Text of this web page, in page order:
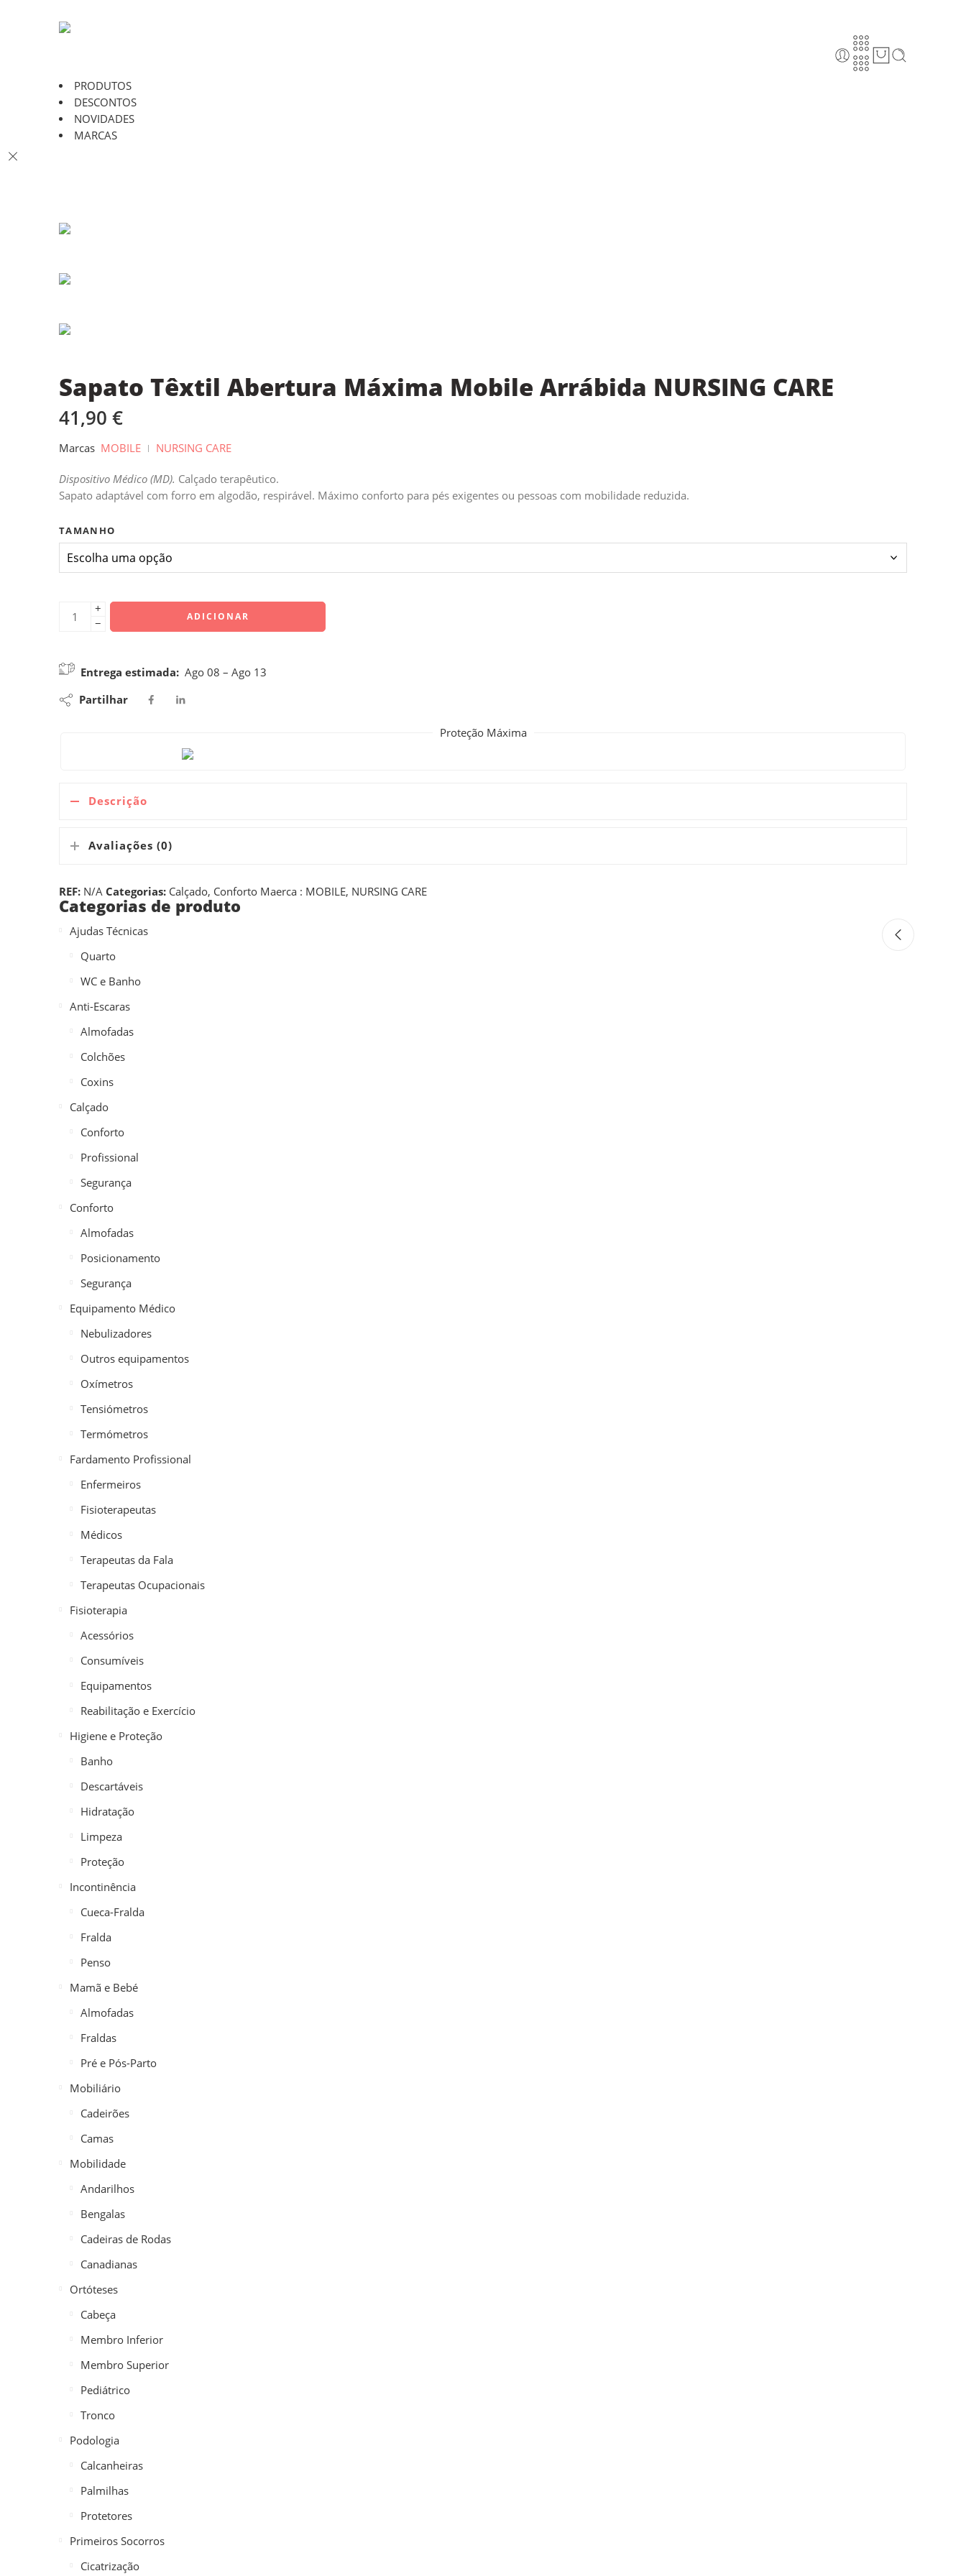
PRODUTOS
DESCONTOS
NOVIDADES
MARCAS
Sapato Têxtil Abertura Máxima Mobile Arrábida NURSING CARE
41,90 €
Marcas MOBILE NURSING CARE
Dispositivo Médico (MD). Calçado terapêutico.
Sapato adaptável com forro em algodão, respirável. Máximo conforto para pés exigentes ou pessoas com mobilidade reduzida.
TAMANHO
+
−
ADICIONAR
Entrega estimada: Ago 08 – Ago 13
Partilhar
Proteção Máxima
Descrição
Avaliações (0)
REF: N/A Categorias: Calçado, Conforto Maerca : MOBILE, NURSING CARE
Categorias de produto
Ajudas Técnicas
Quarto
WC e Banho
Anti-Escaras
Almofadas
Colchões
Coxins
Calçado
Conforto
Profissional
Segurança
Conforto
Almofadas
Posicionamento
Segurança
Equipamento Médico
Nebulizadores
Outros equipamentos
Oxímetros
Tensiómetros
Termómetros
Fardamento Profissional
Enfermeiros
Fisioterapeutas
Médicos
Terapeutas da Fala
Terapeutas Ocupacionais
Fisioterapia
Acessórios
Consumíveis
Equipamentos
Reabilitação e Exercício
Higiene e Proteção
Banho
Descartáveis
Hidratação
Limpeza
Proteção
Incontinência
Cueca-Fralda
Fralda
Penso
Mamã e Bebé
Almofadas
Fraldas
Pré e Pós-Parto
Mobiliário
Cadeirões
Camas
Mobilidade
Andarilhos
Bengalas
Cadeiras de Rodas
Canadianas
Ortóteses
Cabeça
Membro Inferior
Membro Superior
Pediátrico
Tronco
Podologia
Calcanheiras
Palmilhas
Protetores
Primeiros Socorros
Cicatrização